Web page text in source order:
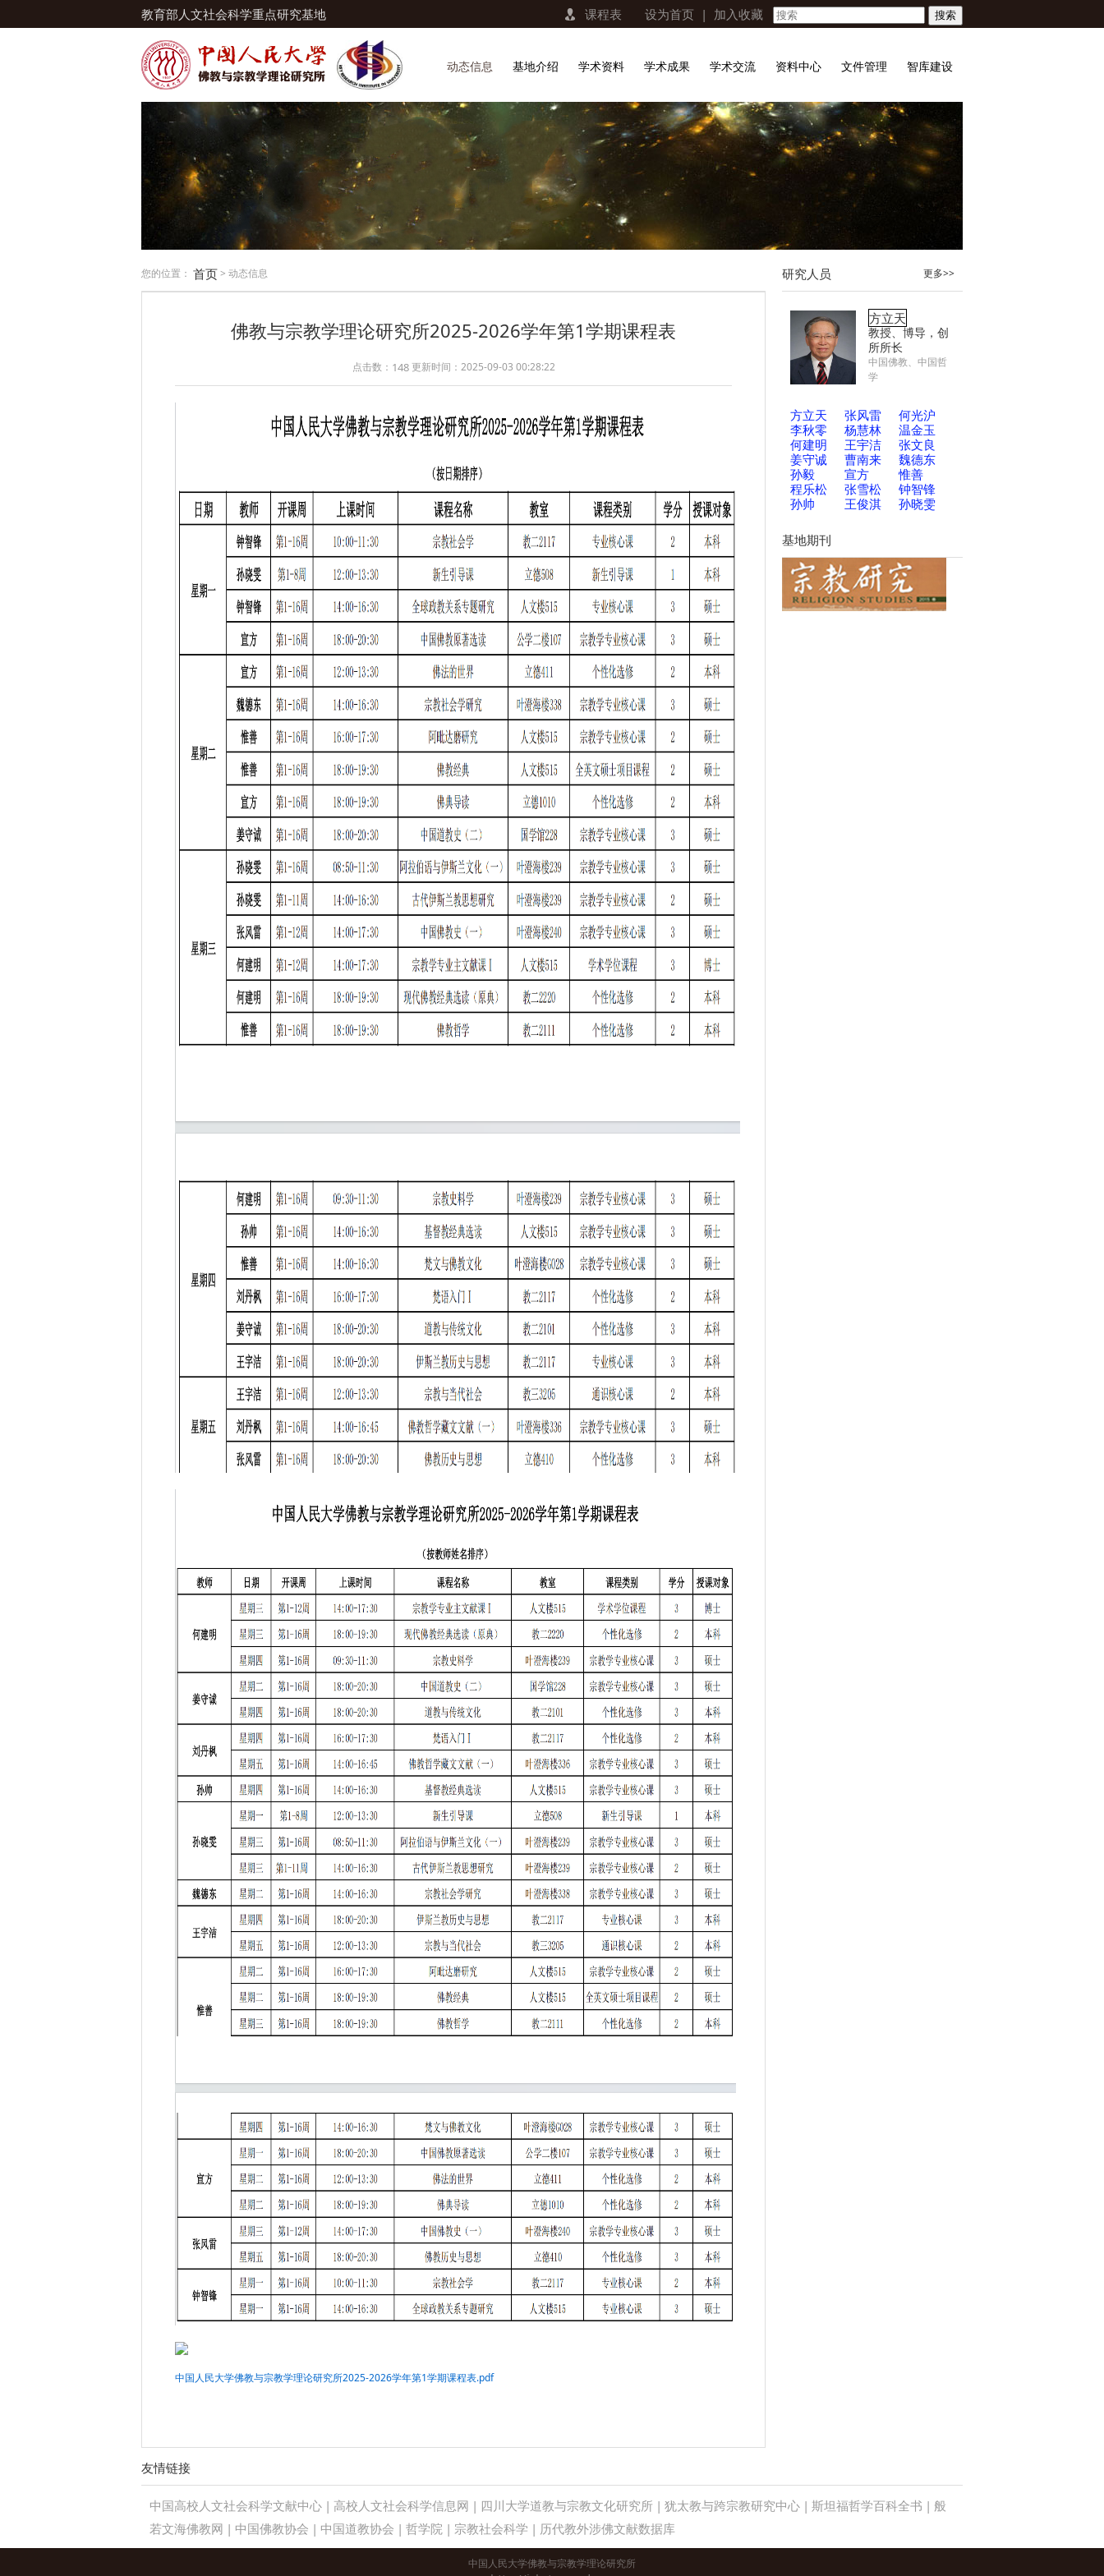
教育部人文社会科学重点研究基地 搜索
课程表 设为首页 | 加入收藏
动态信息 基地介绍 学术资料 学术成果 学术交流 资料中心 文件管理 智库建设
您的位置： 首页> 动态信息
佛教与宗教学理论研究所2025-2026学年第1学期课程表
点击数： 148更新时间：2025-09-03 00:28:22
中国人民大学佛教与宗教学理论研究所2025-2026学年第1学期课程表.pdf
更多>>
研究人员
方立天
教授、博导，创
所所长
中国佛教、中国哲
学
方立天 张风雷
何光沪
李秋零
杨慧林
温金玉
何建明
王宇洁
张文良
姜守诚
曹南来
魏德东
孙毅
宣方
惟善
程乐松
张雪松
钟智锋
孙帅
王俊淇 孙晓雯
基地期刊
友情链接
中国高校人文社会科学文献中心 | 高校人文社会科学信息网 | 四川大学道教与宗教文化研究所 | 犹太教与跨宗教研究中心 | 斯坦福哲学百科全书 | 般
若文海佛教网 | 中国佛教协会 | 中国道教协会 | 哲学院 | 宗教社会科学 | 历代教外涉佛文献数据库
中国人民大学佛教与宗教学理论研究所